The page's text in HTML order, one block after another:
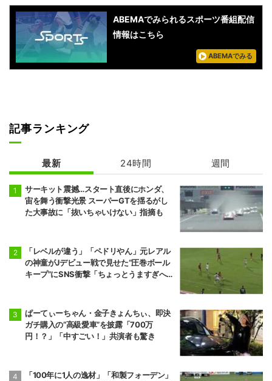
ABEMAでみられるスポーツ番組配信
情報はこちら
ABEMAでみる
記事ランキング
最新 24時間 週間
サーキット震撼…スタート直後にホンダ、
宙を舞う衝撃光景 スーパーGTを揺るがし
た大事故に「抜いちゃいけない」指摘も
「レベルが違う」「ペドリやん」元レアル
の神童がJデビュー戦で見せた“圧巻ボール
キープ”にSNS衝撃「ちょっとうますぎへ
ぱーてぃーちゃん・金子きょんちぃ、即決
ガチ購入の“高級愛車”を披露「700万
円！？」「中すごい！」共演者も驚き
「100年に1人の逸材」「和製フォーデン」